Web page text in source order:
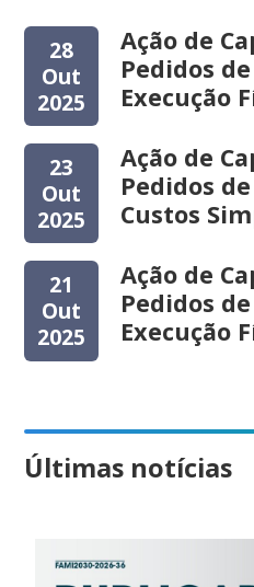
Ação de
Pedidos
Execução
28
Out
2025
Ação de
Pedidos
Custos
23
Out
2025
Ação de
Pedidos
Execução
21
Out
2025
Últimas notícias